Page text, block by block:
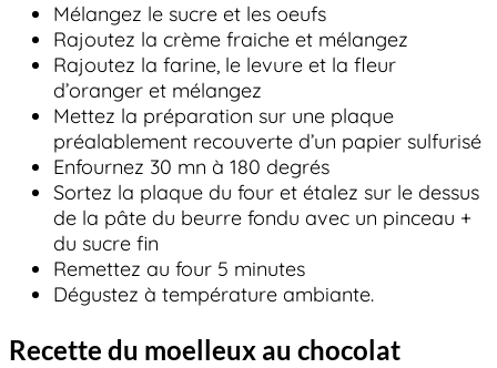
Mélangez le sucre et les oeufs
Rajoutez la crème fraiche et mélangez
Rajoutez la farine, le levure et la fleur
d’oranger et mélangez
Mettez la préparation sur une plaque
préalablement recouverte d’un papier sulfurisé
Enfournez 30 mn à 180 degrés
Sortez la plaque du four et étalez sur le dessus
de la pâte du beurre fondu avec un pinceau +
du sucre fin
Remettez au four 5 minutes
Dégustez à température ambiante.
Recette du moelleux au chocolat